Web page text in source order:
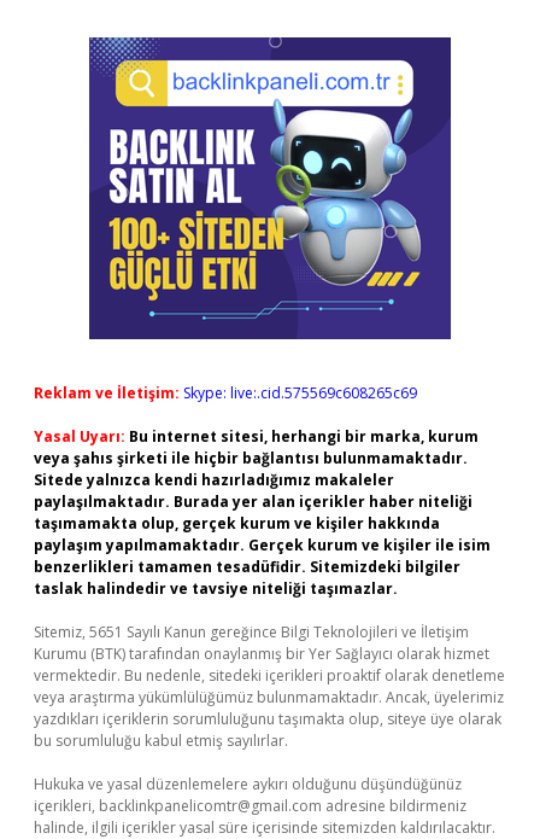
Reklam ve İletişim: Skype: live:.cid.575569c608265c69
Yasal Uyarı: Bu internet sitesi, herhangi bir marka, kurum
veya şahıs şirketi ile hiçbir bağlantısı bulunmamaktadır.
Sitede yalnızca kendi hazırladığımız makaleler
paylaşılmaktadır. Burada yer alan içerikler haber niteliği
taşımamakta olup, gerçek kurum ve kişiler hakkında
paylaşım yapılmamaktadır. Gerçek kurum ve kişiler ile isim
benzerlikleri tamamen tesadüfidir. Sitemizdeki bilgiler
taslak halindedir ve tavsiye niteliği taşımazlar.
Sitemiz, 5651 Sayılı Kanun gereğince Bilgi Teknolojileri ve İletişim
Kurumu (BTK) tarafından onaylanmış bir Yer Sağlayıcı olarak hizmet
vermektedir. Bu nedenle, sitedeki içerikleri proaktif olarak denetleme
veya araştırma yükümlülüğümüz bulunmamaktadır. Ancak, üyelerimiz
yazdıkları içeriklerin sorumluluğunu taşımakta olup, siteye üye olarak
bu sorumluluğu kabul etmiş sayılırlar.
Hukuka ve yasal düzenlemelere aykırı olduğunu düşündüğünüz
içerikleri, backlinkpanelicomtr@gmail.com adresine bildirmeniz
halinde, ilgili içerikler yasal süre içerisinde sitemizden kaldırılacaktır.